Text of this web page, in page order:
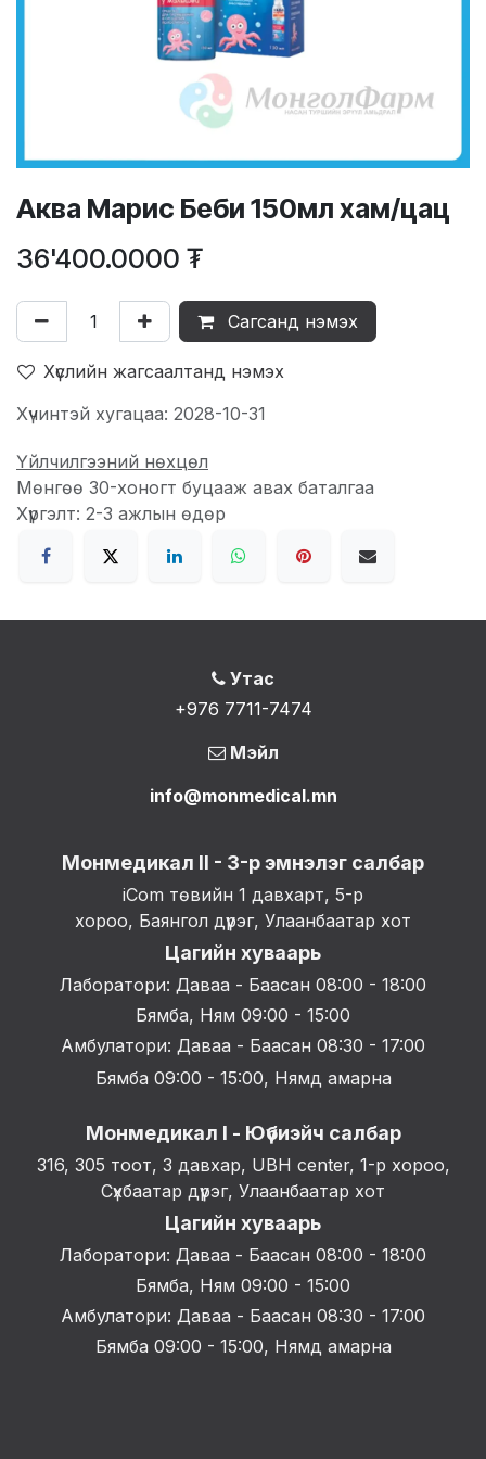
Аква Марис Беби 150мл хам/цац
36'400.0000 ₮
Сагсанд нэмэх
Хүслийн жагсаалтанд нэмэх
Хүчинтэй хугацаа: 2028-10-31
Үйлчилгээний нөхцөл
Мөнгөө 30-хоногт буцааж авах баталгаа
Хүргэлт: 2-3 ажлын өдөр
Утас
+976 7711-7474
Мэйл
info@monmedical.mn
Монмедикал II - 3-р эмнэлэг салбар
iCom төвийн 1 давхарт, 5-р
хороо, Баянгол дүүрэг, Улаанбаатар хот
Цагийн хуваарь
Лаборатори: Даваа - Баасан 08:00 - 18:00
Бямба, Ням 09:00 - 15:00
Амбулатори: Даваа - Баасан 08:30 - 17:00
Бямба 09:00 - 15:00, Нямд амарна
Монмедикал I - Юүбиэйч салбар
316, 305 тоот, 3 давхар, UBH center, 1-р хороо,
Сүхбаатар дүүрэг, Улаанбаатар хот
Цагийн хуваарь
Лаборатори: Даваа - Баасан 08:00 - 18:00
Бямба, Ням 09:00 - 15:00
Амбулатори: Даваа - Баасан 08:30 - 17:00
Бямба 09:00 - 15:00, Нямд амарна